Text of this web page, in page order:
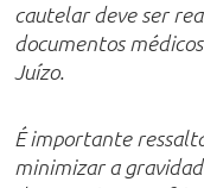
cautelar deve ser
documentos
Juízo.
É importante
minimizar a